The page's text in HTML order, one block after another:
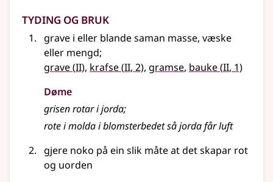
Tyding og bruk
grave i eller blande saman masse, væske
eller mengd;
grave(2
II), krafse(2
II, 2), gramse, bauke(2
II, 1)
Døme
grisen rotar i jorda;
rote i molda i blomsterbedet så jorda får luft
gjere noko på ein slik måte at det skapar rot
og uorden